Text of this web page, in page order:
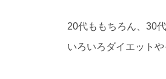
20代ももちろん、30
いろいろダイエット